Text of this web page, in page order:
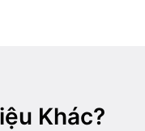
Khác?